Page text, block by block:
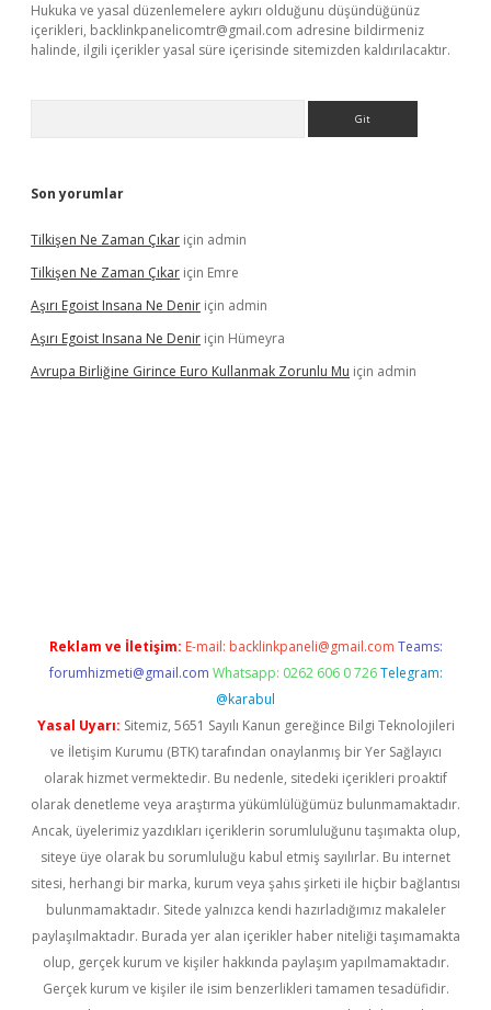
Hukuka ve yasal düzenlemelere aykırı olduğunu düşündüğünüz
içerikleri, backlinkpanelicomtr@gmail.com adresine bildirmeniz
halinde, ilgili içerikler yasal süre içerisinde sitemizden kaldırılacaktır.
Son yorumlar
Tilkişen Ne Zaman Çıkar için admin
Tilkişen Ne Zaman Çıkar için Emre
Aşırı Egoist Insana Ne Denir için admin
Aşırı Egoist Insana Ne Denir için Hümeyra
Avrupa Birliğine Girince Euro Kullanmak Zorunlu Mu için admin
Reklam ve İletişim: E-mail: backlinkpaneli@gmail.com Teams:
forumhizmeti@gmail.com Whatsapp: 0262 606 0 726 Telegram:
@karabul
Yasal Uyarı: Sitemiz, 5651 Sayılı Kanun gereğince Bilgi Teknolojileri
ve İletişim Kurumu (BTK) tarafından onaylanmış bir Yer Sağlayıcı
olarak hizmet vermektedir. Bu nedenle, sitedeki içerikleri proaktif
olarak denetleme veya araştırma yükümlülüğümüz bulunmamaktadır.
Ancak, üyelerimiz yazdıkları içeriklerin sorumluluğunu taşımakta olup,
siteye üye olarak bu sorumluluğu kabul etmiş sayılırlar. Bu internet
sitesi, herhangi bir marka, kurum veya şahıs şirketi ile hiçbir bağlantısı
bulunmamaktadır. Sitede yalnızca kendi hazırladığımız makaleler
paylaşılmaktadır. Burada yer alan içerikler haber niteliği taşımamakta
olup, gerçek kurum ve kişiler hakkında paylaşım yapılmamaktadır.
Gerçek kurum ve kişiler ile isim benzerlikleri tamamen tesadüfidir.